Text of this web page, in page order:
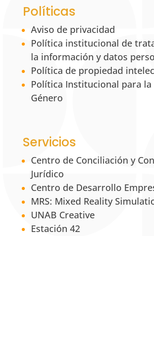
Políticas
Aviso de privacidad
Política institucional de
la información y datos
Política de propiedad
Política Institucional para la
Género
Servicios
Centro de Conciliación y
Jurídico
Centro de Desarrollo
MRS: Mixed Reality
UNAB Creative
Estación 42